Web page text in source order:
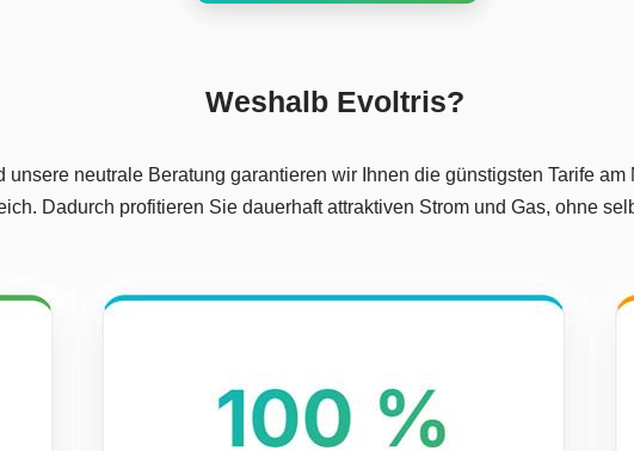
Weshalb Evoltris?
neutrale Beratung garantieren wir Ihnen die günstigsten Tarife
Dadurch profitieren Sie dauerhaft attraktiven Strom und Gas, ohne